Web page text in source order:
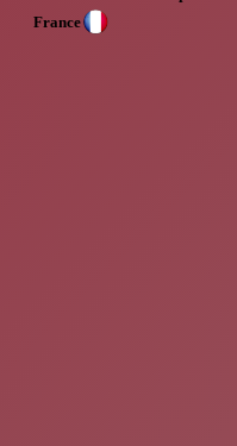
France